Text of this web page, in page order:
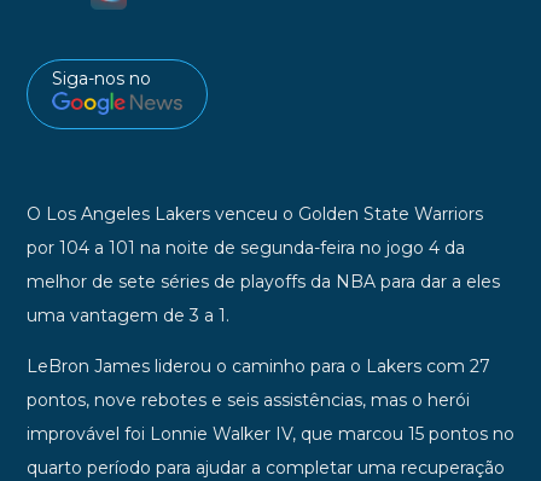
Siga-nos no
O Los Angeles Lakers venceu o Golden State Warriors
por 104 a 101 na noite de segunda-feira no jogo 4 da
melhor de sete séries de playoffs da NBA para dar a eles
uma vantagem de 3 a 1.
LeBron James liderou o caminho para o Lakers com 27
pontos, nove rebotes e seis assistências, mas o herói
improvável foi Lonnie Walker IV, que marcou 15 pontos no
quarto período para ajudar a completar uma recuperação